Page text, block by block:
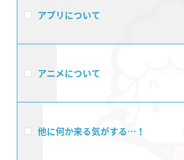
アプリについて
アニメについて
他に何か来る気がする…！